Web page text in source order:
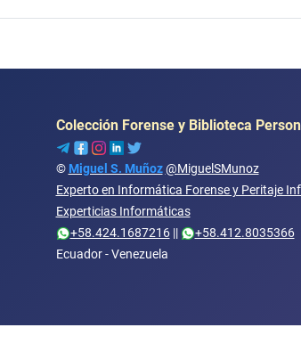
Colección Forense y Biblioteca
© Miguel S. Muñoz @MiguelSMunoz
Experto en Informática Forense y Peritaje
Experticias Informáticas
+58.424.1687216||
+58.412.8035366
Ecuador - Venezuela